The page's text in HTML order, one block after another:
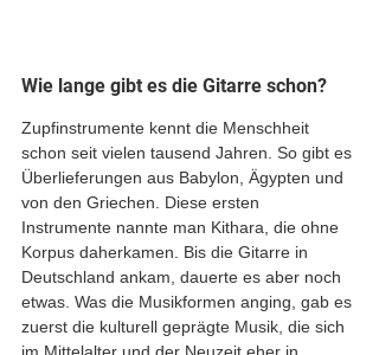
Wie lange gibt es die Gitarre schon?
Zupfinstrumente kennt die Menschheit
schon seit vielen tausend Jahren. So gibt es
Überlieferungen aus Babylon, Ägypten und
von den Griechen. Diese ersten
Instrumente nannte man Kithara, die ohne
Korpus daherkamen. Bis die Gitarre in
Deutschland ankam, dauerte es aber noch
etwas. Was die Musikformen anging, gab es
zuerst die kulturell geprägte Musik, die sich